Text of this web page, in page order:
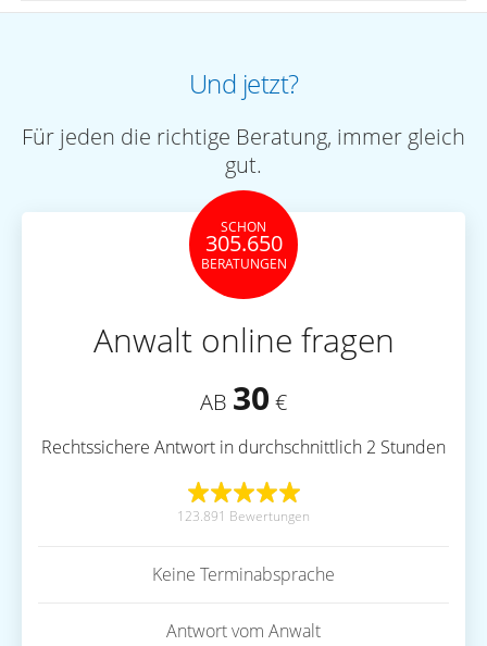
Und jetzt?
Für jeden die richtige Beratung, immer gleich
gut.
SCHON
305.650
BERATUNGEN
Anwalt online fragen
AB 30 €
Rechtssichere Antwort in durchschnittlich 2 Stunden
123.891 Bewertungen
Keine Terminabsprache
Antwort vom Anwalt